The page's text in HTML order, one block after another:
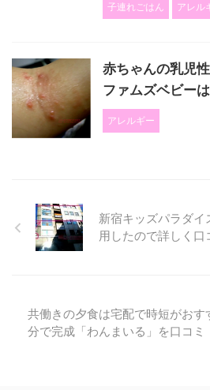
子連れごはん アレル
赤ちゃんの乳児
ファムズベビー
アレルギー
新宿キッズパラダ
用したので詳しく口
共働きの夕食は宅配で時短がおす
分で完成「わんまいる」を口コミ